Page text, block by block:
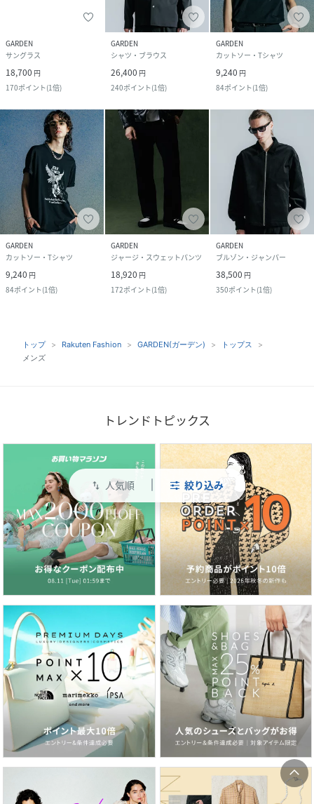
swap_vert 人気順 絞り込み
GARDEN
サングラス
18,700 円
170ポイント(1倍)
GARDEN
シャツ・ブラウス
26,400 円
240ポイント(1倍)
GARDEN
カットソー・Tシャツ
9,240 円
84ポイント(1倍)
GARDEN
カットソー・Tシャツ
9,240 円
84ポイント(1倍)
GARDEN
ジャージ・スウェットパンツ
18,920 円
172ポイント(1倍)
GARDEN
ブルゾン・ジャンパー
38,500 円
350ポイント(1倍)
トップ Rakuten Fashion GARDEN(ガーデン)
トップス
メンズ
トレンドトピックス